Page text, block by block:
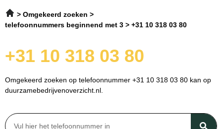
Omgekeerd zoeken
telefoonnummers beginnend met 3
+31 10 318 03 80
+31 10 318 03 80
Omgekeerd zoeken op telefoonnummer +31 10 318 03 80 kan op
duurzamebedrijvenoverzicht.nl.